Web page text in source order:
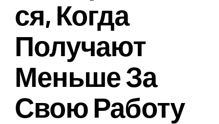
Ся, Когда
Получают
Меньше За
Свою Работу